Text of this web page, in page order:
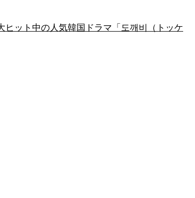
ヒット中の人気韓国ドラマ「도깨비（トッケ